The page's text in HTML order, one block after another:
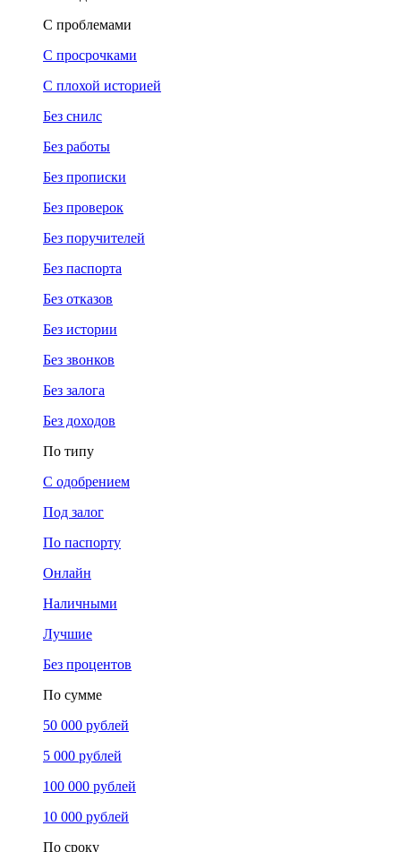
С проблемами
С просрочками
С плохой историей
Без снилс
Без работы
Без прописки
Без проверок
Без поручителей
Без паспорта
Без отказов
Без истории
Без звонков
Без залога
Без доходов
По типу
С одобрением
Под залог
По паспорту
Онлайн
Наличными
Лучшие
Без процентов
По сумме
50 000 рублей
5 000 рублей
100 000 рублей
10 000 рублей
По сроку